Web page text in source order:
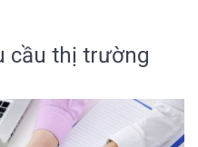
cầu thị trường